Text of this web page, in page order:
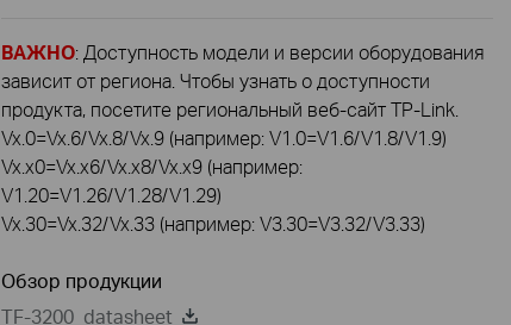
ВАЖНО: Доступность модели и версии оборудования
зависит от региона. Чтобы узнать о доступности
продукта, посетите региональный веб-сайт TP-Link.
Vx.0=Vx.6/Vx.8/Vx.9 (например: V1.0=V1.6/V1.8/V1.9)
Vx.x0=Vx.x6/Vx.x8/Vx.x9 (например:
V1.20=V1.26/V1.28/V1.29)
Vx.30=Vx.32/Vx.33 (например: V3.30=V3.32/V3.33)
Обзор продукции
TF-3200_datasheet